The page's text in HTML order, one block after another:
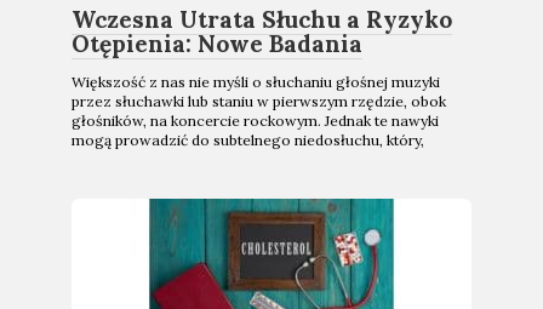
Wczesna Utrata Słuchu a Ryzyko
Otępienia: Nowe Badania
Większość z nas nie myśli o słuchaniu głośnej muzyki
przez słuchawki lub staniu w pierwszym rzędzie, obok
głośników, na koncercie rockowym. Jednak te nawyki
mogą prowadzić do subtelnego niedosłuchu, który,